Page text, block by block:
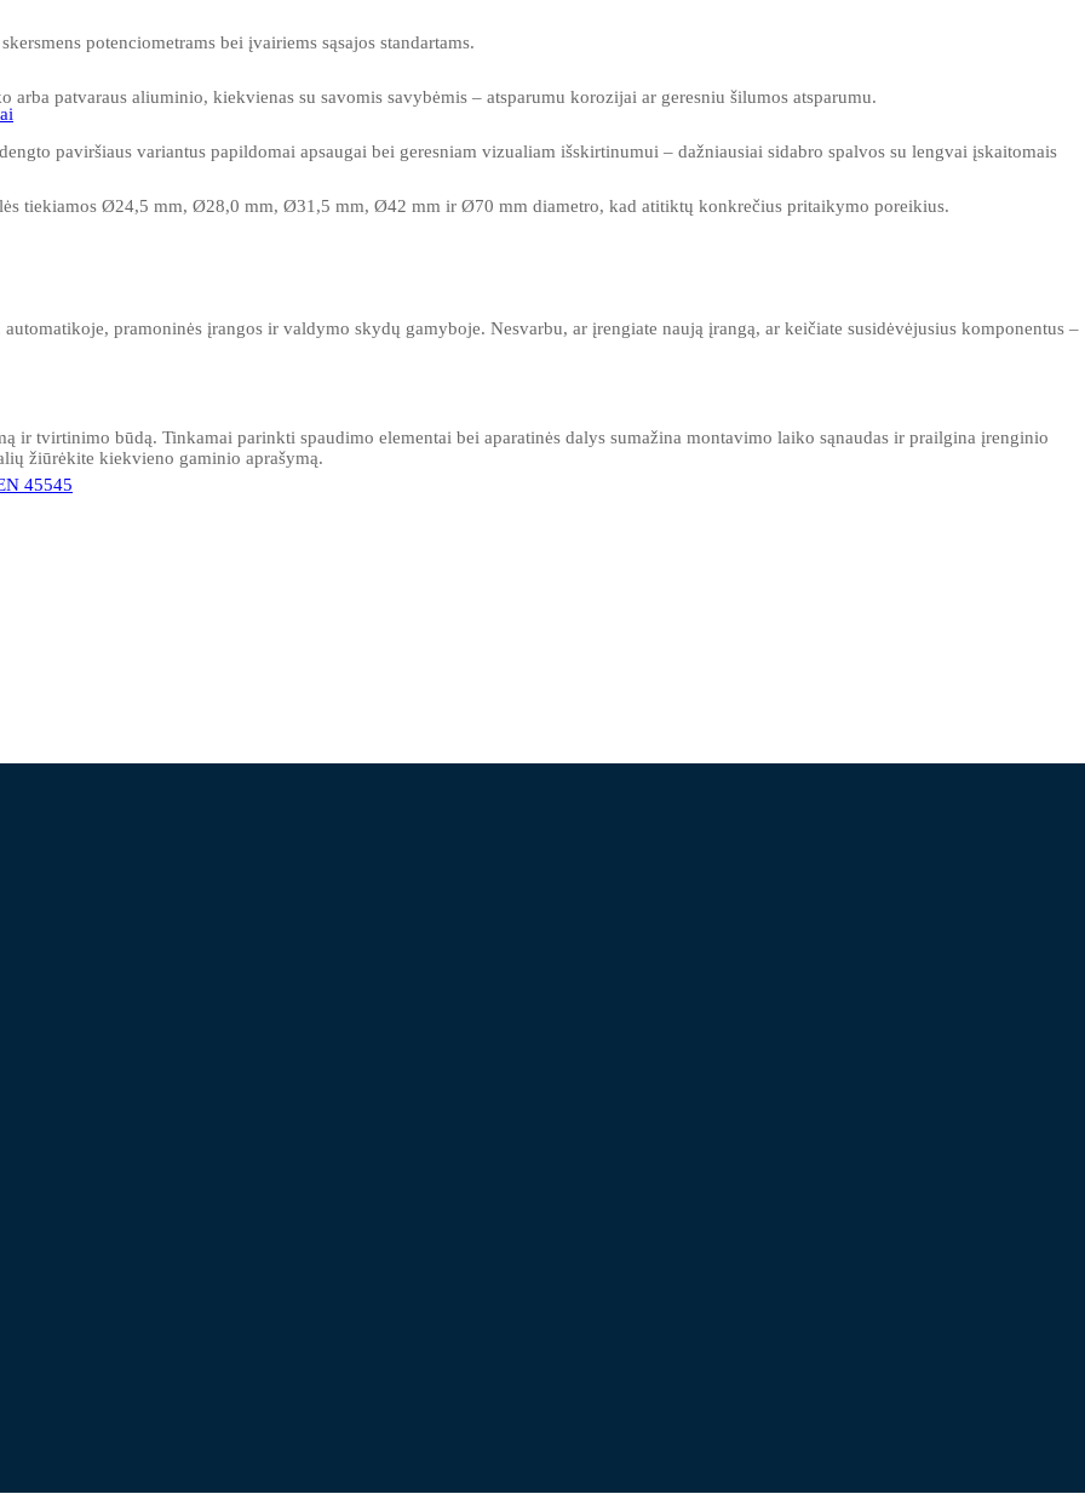
45545
potenciometrams bei įvairiems sąsajos standartams.
arba patvaraus aliuminio, kiekvienas su savomis savybėmis – atsparumu korozijai ar geresniu šilumos atsparumu.
paviršiaus variantus papildomai apsaugai bei geresniam vizualiam išskirtinumui – dažniausiai sidabro spalvos su lengvai įskaitomais
tiekiamos Ø24,5 mm, Ø28,0 mm, Ø31,5 mm, Ø42 mm ir Ø70 mm diametro, kad atitiktų konkrečius pritaikymo poreikius.
pramoninės įrangos ir valdymo skydų gamyboje. Nesvarbu, ar įrengiate naują įrangą, ar keičiate susidėvėjusius komponentus –
ir tvirtinimo būdą. Tinkamai parinkti spaudimo elementai bei aparatinės dalys sumažina montavimo laiko sąnaudas ir prailgina įrenginio
žiūrėkite kiekvieno gaminio aprašymą.